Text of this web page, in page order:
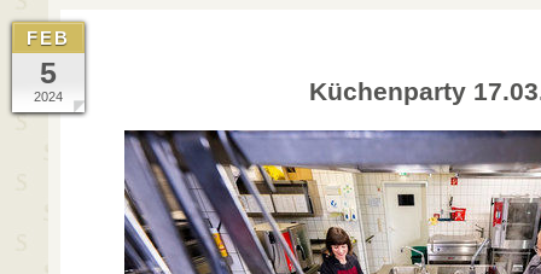
2024
5
FEB
Küchenparty